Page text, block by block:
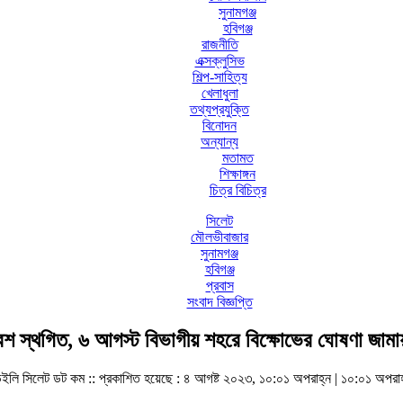
সুনামগঞ্জ
হবিগঞ্জ
রাজনীতি
এক্সক্লুসিভ
শিল্প-সাহিত্য
খেলাধুলা
তথ্যপ্রযুক্তি
বিনোদন
অন্যান্য
মতামত
শিক্ষাঙ্গন
চিত্র বিচিত্র
সিলেট
মৌলভীবাজার
সুনামগঞ্জ
হবিগঞ্জ
প্রবাস
সংবাদ বিজ্ঞপ্তি
স্থগিত, ৬ আগস্ট বিভাগীয় শহরে বিক্ষোভের ঘোষণা
সিলেট ডট কম ::প্রকাশিত হয়েছে : ৪ আগষ্ট ২০২৩, ১০:০১ অপরাহ্ন | ১০:০১